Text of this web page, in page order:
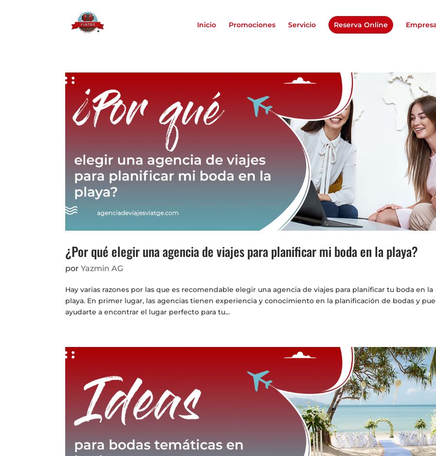
Inicio Promociones Servicio Reserva Online
¿Por qué elegir una agencia de viajes para planificar mi boda en la playa?
porYazmin AG
Hay varias razones por las que es recomendable elegir una agencia de viajes para planificar tu boda en la
playa. En primer lugar, las agencias tienen experiencia y conocimiento en la planificación de bodas y
ayudarte a encontrar el lugar perfecto para tu...